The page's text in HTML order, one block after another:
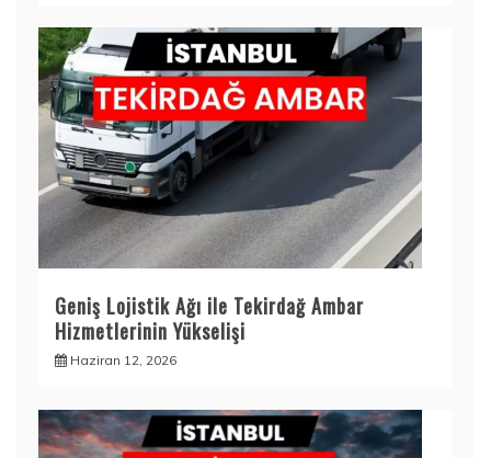
Geniş Lojistik Ağı ile Tekirdağ Ambar
Hizmetlerinin Yükselişi
Haziran 12, 2026